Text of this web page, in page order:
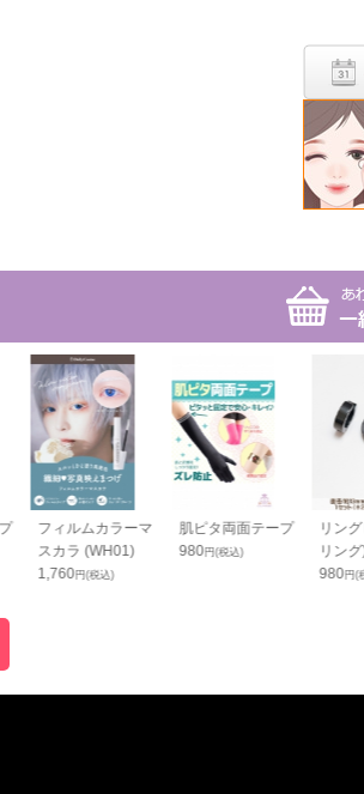
フィルムカラーマ
スカラ (WH01)
1,760 円(税込)
肌ピタ両面テープ
980 円(税込)
リン
リン
980 円(